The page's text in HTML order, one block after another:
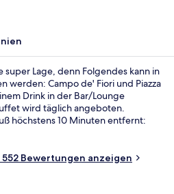
super Lage, denn Folgendes kann in
werden: Campo de' Fiori und Piazza
Drink in der Bar/Lounge
wird täglich angeboten.
höchstens 10 Minuten entfernt:
Arenula-Cairoli)
Bewertungen anzeigen